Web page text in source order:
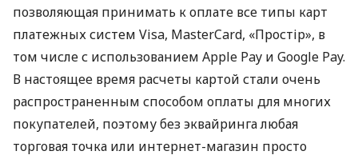
позволяющая принимать к оплате все типы карт
платежных систем Visa, MasterCard, «Простір», в
том числе с использованием Apple Pay и Google Pay.
В настоящее время расчеты картой стали очень
распространенным способом оплаты для многих
покупателей, поэтому без эквайринга любая
торговая точка или интернет-магазин просто